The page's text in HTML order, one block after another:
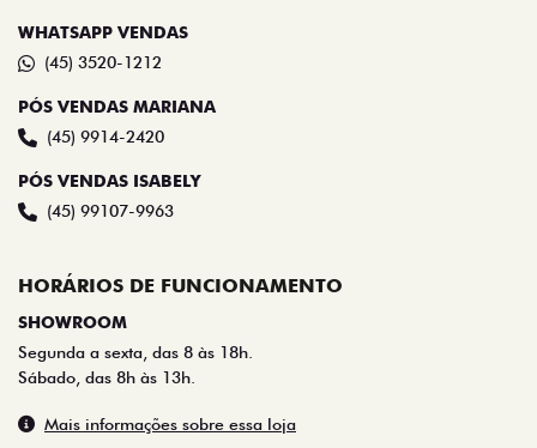
WHATSAPP VENDAS
(45) 3520-1212
PÓS VENDAS MARIANA
(45) 9914-2420
PÓS VENDAS ISABELY
(45) 99107-9963
HORÁRIOS DE FUNCIONAMENTO
SHOWROOM
Segunda a sexta, das 8 às 18h.
Sábado, das 8h às 13h.
Mais informações sobre essa loja